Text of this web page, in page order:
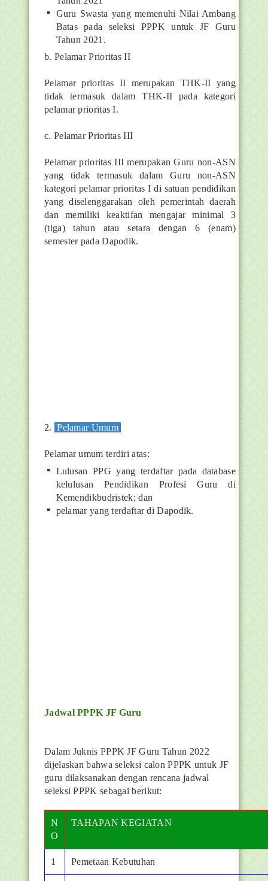
Guru Swasta yang memenuhi Nilai Ambang
Batas pada seleksi PPPK untuk JF Guru
Tahun 2021.
b. Pelamar Prioritas II
Pelamar prioritas II merupakan THK-II yang
tidak termasuk dalam THK-II pada kategori
pelamar prioritas I.
c. Pelamar Prioritas III
Pelamar prioritas III merupakan Guru non-ASN
yang tidak termasuk dalam Guru non-ASN
kategori pelamar prioritas I di satuan pendidikan
yang diselenggarakan oleh pemerintah daerah
dan memiliki keaktifan mengajar minimal 3
(tiga) tahun atau setara dengan 6 (enam)
semester pada Dapodik.
2. Pelamar Umum
Pelamar umum terdiri atas:
Lulusan PPG yang terdaftar pada database
kelulusan Pendidikan Profesi Guru di
Kemendikbudristek; dan
pelamar yang terdaftar di Dapodik.
Jadwal PPPK JF Guru
Dalam Juknis PPPK JF Guru Tahun 2022
dijelaskan bahwa seleksi calon PPPK untuk JF
guru dilaksanakan dengan rencana jadwal
seleksi PPPK sebagai berikut:
N
O
TAHAPAN KEGIATAN
1 Pemetaan Kebutuhan